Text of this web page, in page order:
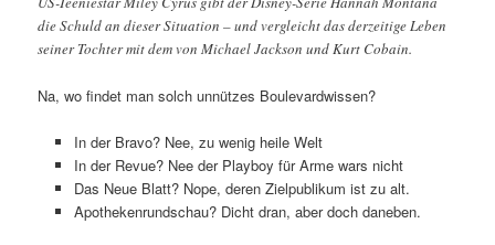
die Schuld an dieser Situation – und vergleicht das derzeitige Leben
seiner Tochter mit dem von Michael Jackson und Kurt Cobain.
Na, wo findet man solch unnützes Boulevardwissen?
In der Bravo? Nee, zu wenig heile Welt
In der Revue? Nee der Playboy für Arme wars nicht
Das Neue Blatt? Nope, deren Zielpublikum ist zu alt.
Apothekenrundschau? Dicht dran, aber doch daneben.